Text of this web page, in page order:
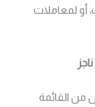
أو لمعاملات
من القائمة